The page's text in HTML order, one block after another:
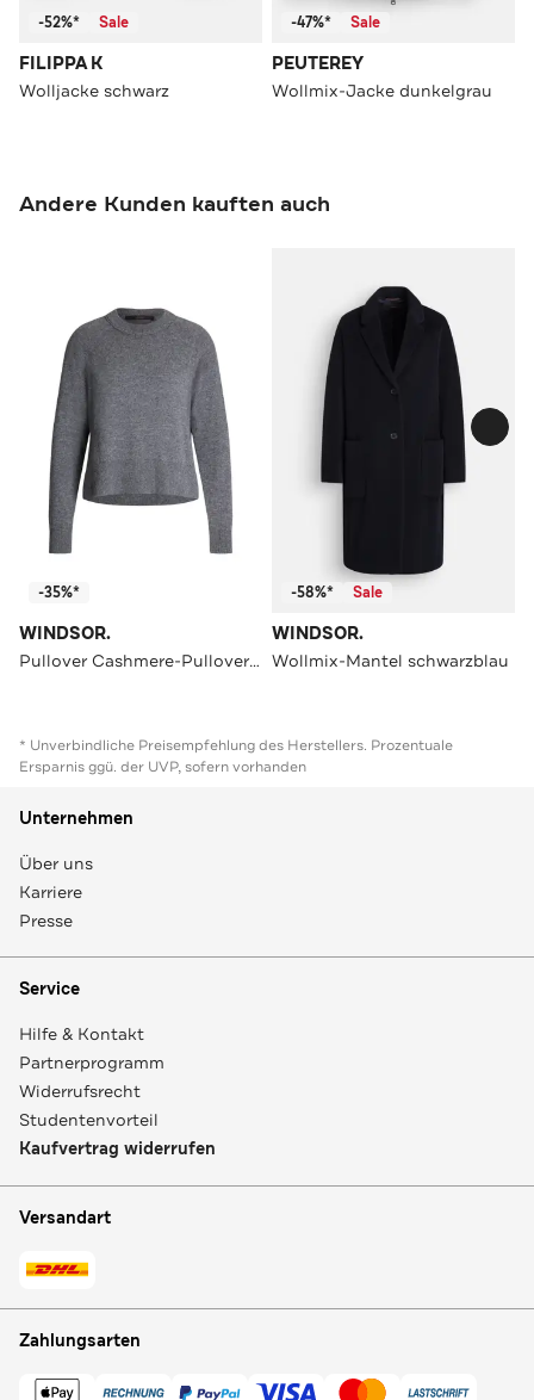
-52%* Sale
FILIPPA K
Wolljacke schwarz
-47%* Sale
PEUTEREY
Wollmix-Jacke dunkelgrau
Andere Kunden kauften auch
-35%*
WINDSOR.
Pullover Cashmere-Pullover grau
-58%* Sale
WINDSOR.
Wollmix-Mantel schwarzblau
* Unverbindliche Preisempfehlung des Herstellers. Prozentuale
Ersparnis ggü. der UVP, sofern vorhanden
Unternehmen
Über uns
Karriere
Presse
Service
Hilfe & Kontakt
Partnerprogramm
Widerrufsrecht
Studentenvorteil
Kaufvertrag widerrufen
Versandart
Zahlungsarten